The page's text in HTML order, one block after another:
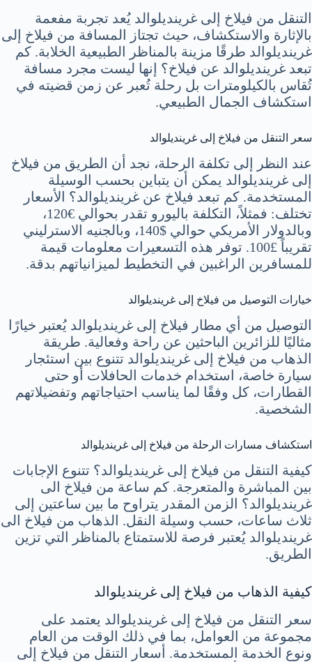
التنقل من فيلاخ إلى غرينديلوالد يُعد تجربة مفعمة
بالإثارة والاستكشاف، حيث تجتاز المسافة من فيلاخ إلى
غرينديلوالد طرقًا مزينة بالمناظر الطبيعية الخلابة. كم
تبعد غرينديلوالد عن فيلاخ؟ إنها ليست مجرد مسافة
تُقاس بالكيلومترات بل رحلة تُعبر عن زمن قضيته في
استكشاف الجمال الطبيعي.
سعر التنقل من فيلاخ إلى غرينديلوالد
عند النظر إلى تكلفة الرحلة، نجد أن الطريق من فيلاخ
إلى غرينديلوالد يمكن أن يتباين بحسب الوسيلة
المستخدمة. كم تبعد فيلاخ عن غرينديلوالد؟ الأسعار
تختلف: فمثلاً، التكلفة باليورو تقدر بحوالي €120،
وبالدولار الأمريكي حوالي $140، وبالجنيه الاسترليني
تقريباً £100. توفر هذه التسعيرات معلومات قيمة
للمسافرين الراغبين في التخطيط لميزانياتهم بدقة.
خيارات التوصيل من فيلاخ إلى غرينديلوالد
التوصيل من أي مطار فيلاخ إلى غرينديلوالد يُعتبر خيارًا
مثاليًا للزائرين الباحثين عن راحة وفعالية. طريقة
الذهاب من فيلاخ إلى غرينديلوالد تتنوع بين استئجار
سيارة خاصة، استخدام خدمات الحافلات أو حتى
القطارات، كل وفقًا لما يناسب احتياجاتهم وتفضيلاتهم
الشخصية.
استكشاف مسارات الرحلة من فيلاخ إلى غرينديلوالد
كيفية التنقل من فيلاخ إلى غرينديلوالد؟ تتنوع الإجابات
بين المباشرة والمتعرجة. كم ساعة من فيلاخ الى
غرينديلوالد؟ الزمن المقدر يتراوح ما بين ساعتين إلى
ثلاث ساعات، حسب وسيلة النقل. الذهاب من فيلاخ الى
غرينديلوالد يُعتبر فرصة للاستمتاع بالمناظر التي تزين
الطريق.
كيفية الذهاب من فيلاخ إلى غرينديلوالد
سعر التنقل من فيلاخ إلى غرينديلوالد يعتمد على
مجموعة من العوامل، بما في ذلك الوقت من العام
ونوع الخدمة المستخدمة. أسعار التنقل من فيلاخ إلى